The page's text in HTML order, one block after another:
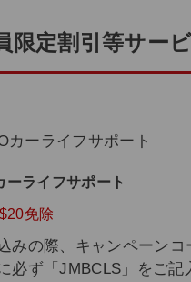
限定割引等サー
ーライフサポート
免除
みの際、キャンペーンコ
必ず「JMBCLS」をご記